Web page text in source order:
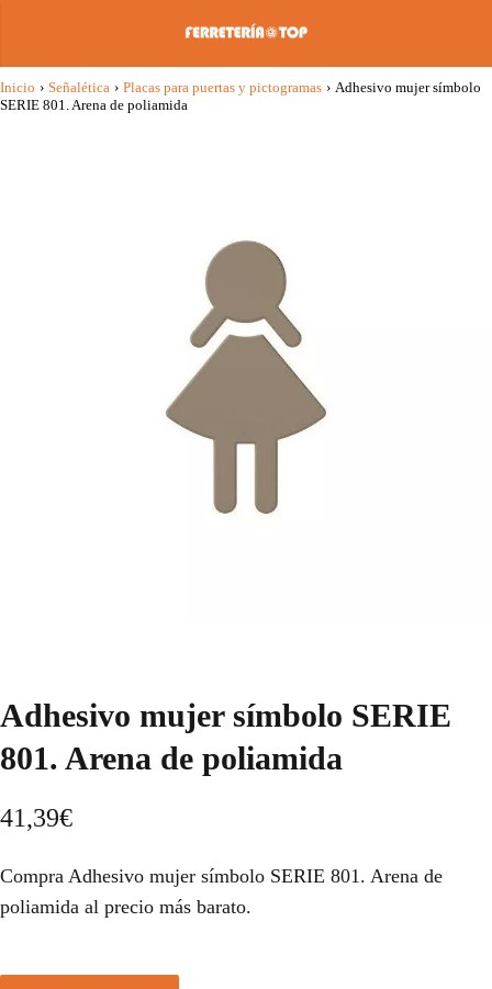
Inicio › Señalética › Placas para puertas y pictogramas › Adhesivo mujer símbolo
SERIE 801. Arena de poliamida
Adhesivo mujer símbolo SERIE
801. Arena de poliamida
41,39€
Compra Adhesivo mujer símbolo SERIE 801. Arena de
poliamida al precio más barato.